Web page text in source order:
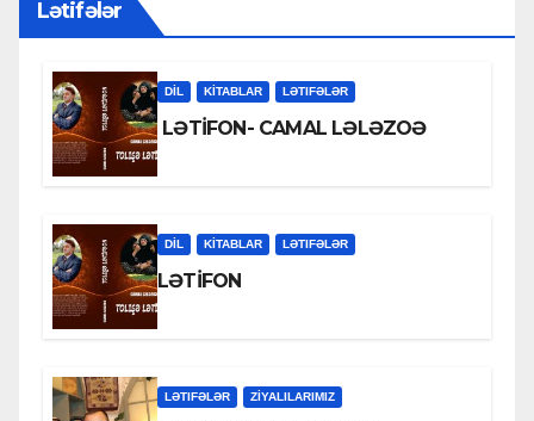
Lətifələr
DİL KİTABLAR LƏTIFƏLƏR
LƏTİFON- CAMAL LƏLƏZOƏ
DİL KİTABLAR LƏTIFƏLƏR
LƏTİFON
LƏTIFƏLƏR ZİYALILARIMIZ